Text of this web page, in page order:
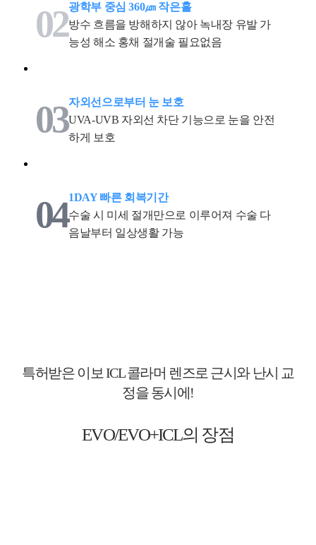
02광학부 중심 360㎛ 작은홀
방수 흐름을 방해하지 않아 녹내장 유발 가
능성 해소 홍채 절개술 필요없음
03자외선으로부터 눈 보호
UVA-UVB 자외선 차단 기능으로 눈을 안전
하게 보호
041DAY 빠른 회복기간
수술 시 미세 절개만으로 이루어져 수술 다
음날부터 일상생활 가능
특허받은 이보 ICL 콜라머 렌즈로 근시와 난시 교
정을 동시에!
EVO/EVO+ICL의 장점